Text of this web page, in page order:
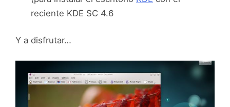
reciente KDE SC 4.6
Y a disfrutar…